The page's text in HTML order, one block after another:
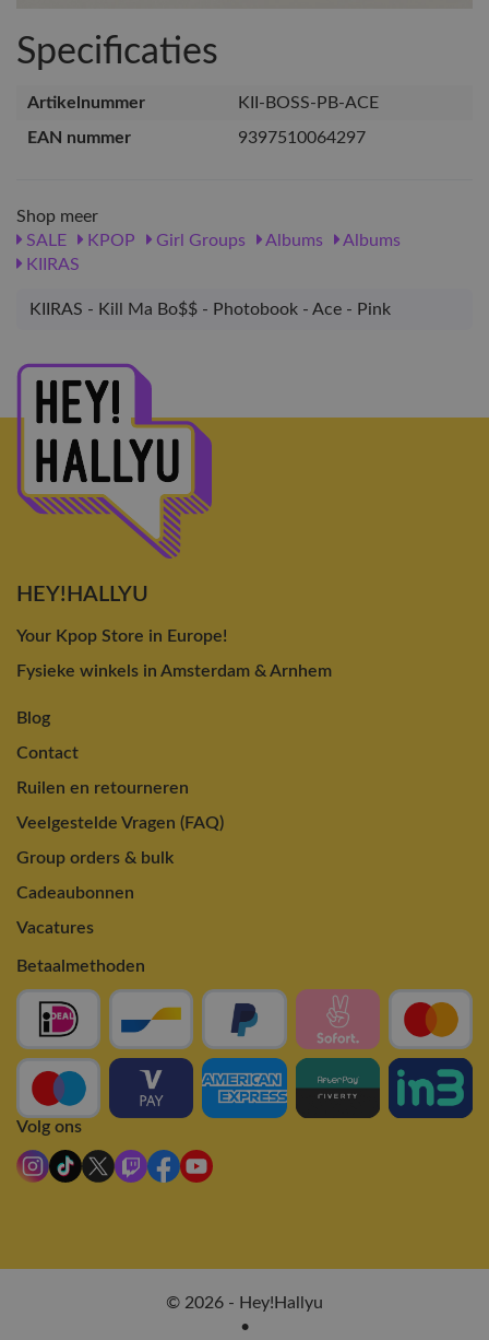
Specificaties
Artikelnummer
KII-BOSS-PB-ACE
EAN nummer
9397510064297
Shop meer
SALE
KPOP Girl Groups Albums
Albums
KIIRAS
KIIRAS - Kill Ma Bo$$ - Photobook - Ace - Pink
HEY!HALLYU
Your Kpop Store in Europe!
Fysieke winkels in Amsterdam & Arnhem
Blog
Contact
Ruilen en retourneren
Veelgestelde Vragen (FAQ)
Group orders & bulk
Cadeaubonnen
Vacatures
Betaalmethoden
Volg ons
© 2026 - Hey!Hallyu
•